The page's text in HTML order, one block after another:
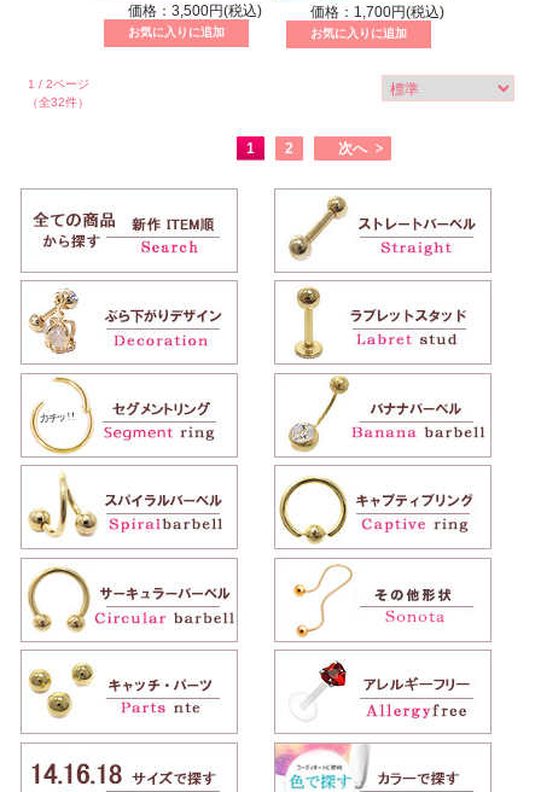
価格：3,500円(税込) 価格：1,700円(税込)
1 / 2ページ
（全32件）
1 2 次へ